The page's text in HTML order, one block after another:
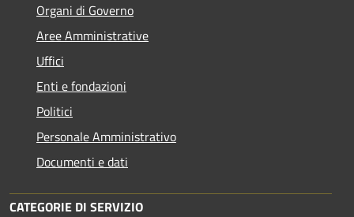
Organi di Governo
Aree Amministrative
Uffici
Enti e fondazioni
Politici
Personale Amministrativo
Documenti e dati
CATEGORIE DI SERVIZIO